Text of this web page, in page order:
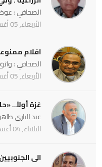
الصحافي :
الأربعاء, 05 أغسطس 2026 - 10:03 م
افلام
الصحافي :
الأربعاء, 05 أغسطس 2026 - 09:59 م
غزة أولاً..
عبد الباري طاهر
الثلاثاء, 04 أغسطس 2026 - 12:40 ص
الى